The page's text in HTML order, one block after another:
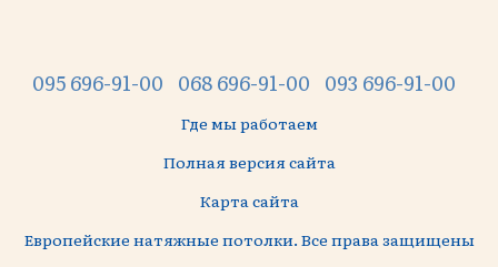
095 696-91-00 068 696-91-00 093 696-91-00
Где мы работаем
Полная версия сайта
Карта сайта
Европейские натяжные потолки. Все права защищены